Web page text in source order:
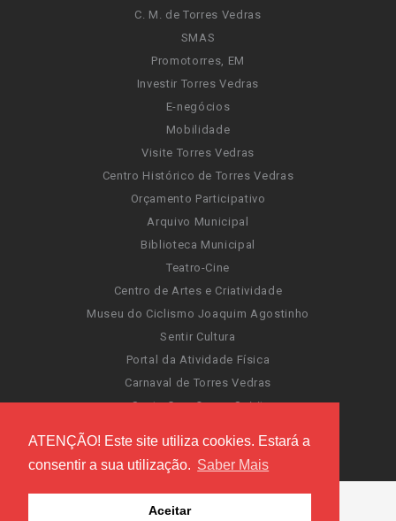
ATENÇÃO! Este site utiliza cookies. Estará a
consentir a sua utilização. Saber Mais
Aceitar
C. M. de Torres Vedras
SMAS
Promotorres, EM
Investir Torres Vedras
E-negócios
Mobilidade
Visite Torres Vedras
Centro Histórico de Torres Vedras
Orçamento Participativo
Arquivo Municipal
Biblioteca Municipal
Teatro-Cine
Centro de Artes e Criatividade
Museu do Ciclismo Joaquim Agostinho
Sentir Cultura
Portal da Atividade Física
Carnaval de Torres Vedras
Santa Cruz Ocean Spirit